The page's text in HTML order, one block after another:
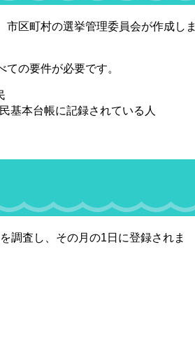
区町村の選挙管理委員会が作成しま
の要件が必要です。
基本台帳に記録されている人
調査し、その月の1日に登録されま